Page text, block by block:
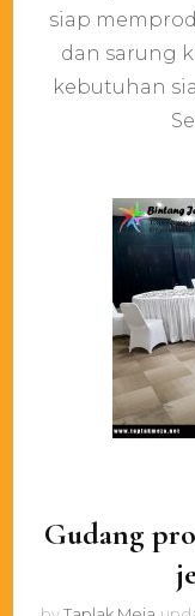
siap
dan sarung
kebutuhan
Gudang